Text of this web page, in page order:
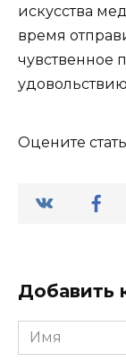
искусства
время
чувственное
Оцените
Добавить
Имя
*